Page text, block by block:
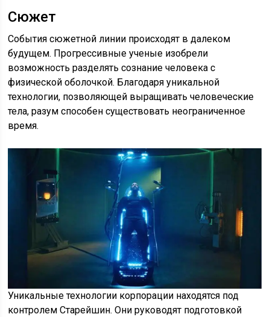
Сюжет
События сюжетной линии происходят в далеком
будущем. Прогрессивные ученые изобрели
возможность разделять сознание человека с
физической оболочкой. Благодаря уникальной
технологии, позволяющей выращивать человеческие
тела, разум способен существовать неограниченное
время.
Уникальные технологии корпорации находятся под
контролем Старейшин. Они руководят подготовкой